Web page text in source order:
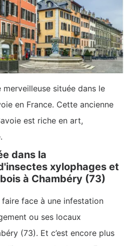
située dans le
en France. Cette ancienne
est riche en art,
dans la
xylophages et
à Chambéry (73)
faire face à une infestation
ou ses locaux
(73). Et c’est encore plus